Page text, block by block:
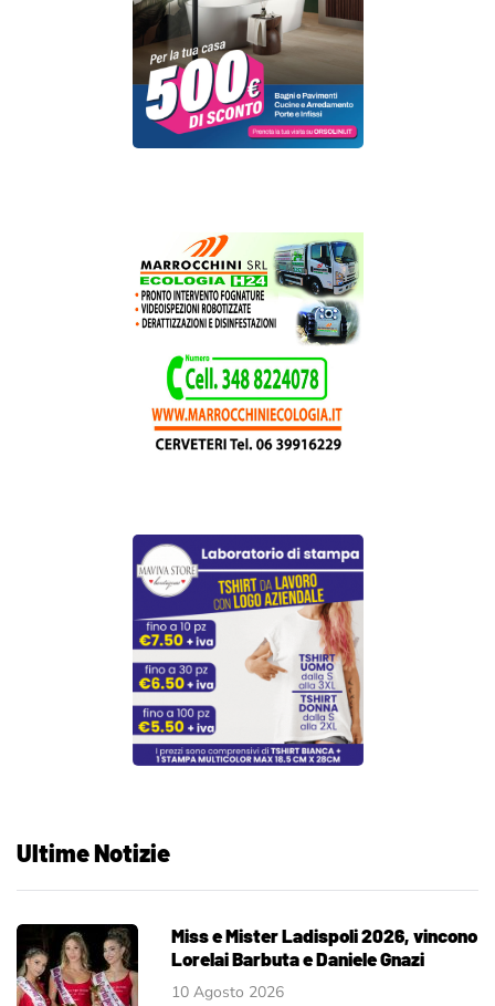
Ultime Notizie
Miss e Mister Ladispoli 2026, vincono
Lorelai Barbuta e Daniele Gnazi
10 Agosto 2026